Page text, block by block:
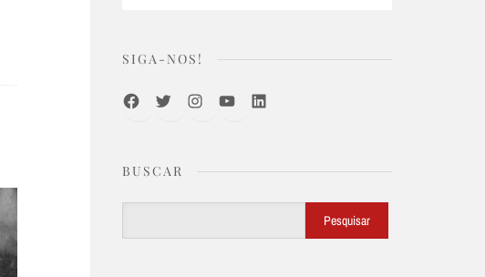
SIGA-NOS!
FacebookTwitterInstagramYoutubeLinkedIn
BUSCAR
Pesquisar